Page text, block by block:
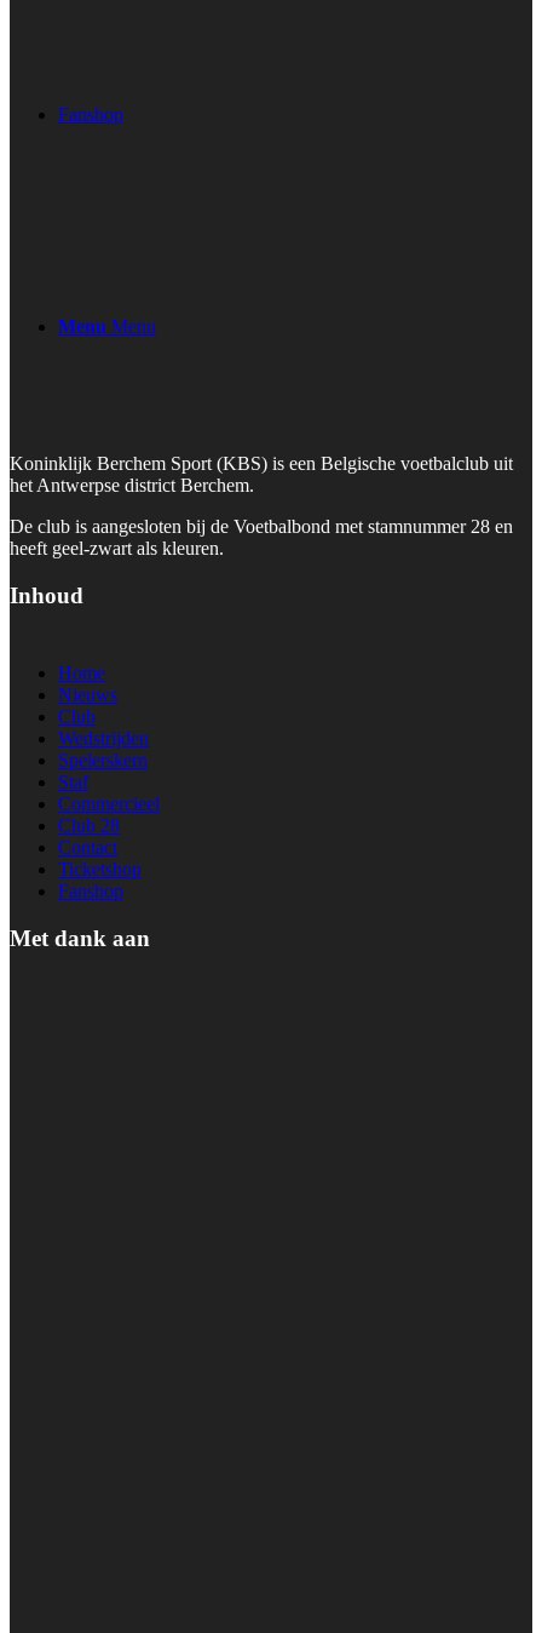
Fanshop
Menu Menu
Koninklijk Berchem Sport (KBS) is een Belgische voetbalclub uit
het Antwerpse district Berchem.
De club is aangesloten bij de Voetbalbond met stamnummer 28 en
heeft geel-zwart als kleuren.
Inhoud
Home
Nieuws
Club
Wedstrijden
Spelerskern
Staf
Commercieel
Club 28
Contact
Ticketshop
Fanshop
Met dank aan